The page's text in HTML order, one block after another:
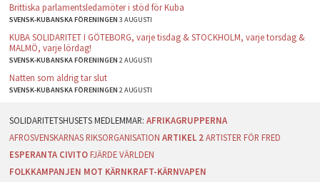
Brittiska parlamentsledamöter i stöd för Kuba
SVENSK-KUBANSKA FÖRENINGEN3 AUGUSTI
KUBA SOLIDARITET I GÖTEBORG, varje tisdag & STOCKHOLM, varje torsdag &
MALMÖ, varje lördag!
SVENSK-KUBANSKA FÖRENINGEN2 AUGUSTI
Natten som aldrig tar slut
SVENSK-KUBANSKA FÖRENINGEN2 AUGUSTI
AFRIKAGRUPPERNA
AFROSVENSKARNAS RIKSORGANISATION ARTIKEL 2 ARTISTER FÖR FRED
ESPERANTA CIVITO FJÄRDE VÄRLDEN
FOLKKAMPANJEN MOT KÄRNKRAFT-KÄRNVAPEN